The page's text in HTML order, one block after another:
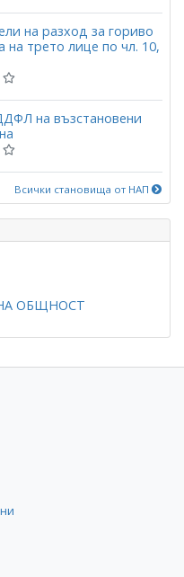
на разход за гориво
на трето лице по чл. 10,
на възстановени
Всички становища от НАП
ОБЩНОСТ